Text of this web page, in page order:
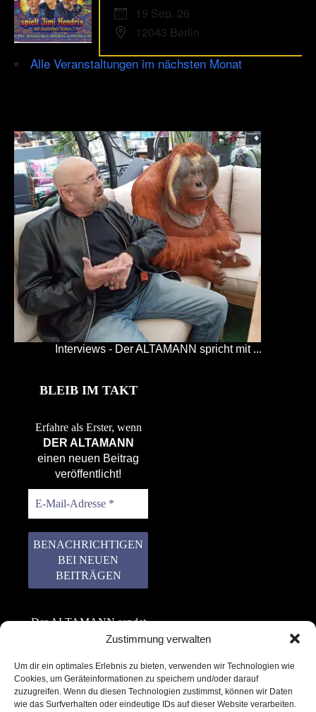
Zustimmung verwalten
Um dir ein optimales Erlebnis zu bieten, verwenden wir Technologien wie
Cookies, um Geräteinformationen zu speichern und/oder darauf
zuzugreifen. Wenn du diesen Technologien zustimmst, können wir Daten
wie das Surfverhalten oder eindeutige IDs auf dieser Website verarbeiten.
19 Sep. 26
12043 Berlin
Alle Veranstaltungen im nächsten Monat
Interviews - Der ALTAMANN spricht mit ...
BLEIB IM TAKT
Erfahre als Erster, wenn
DER ALTAMANN
einen neuen Beitrag
veröffentlicht!
Der ALTAMANN sendet
keinen Spam! Er gibt
weiter. Erfahre mehr in
unserer
Datenschutzerklärung.